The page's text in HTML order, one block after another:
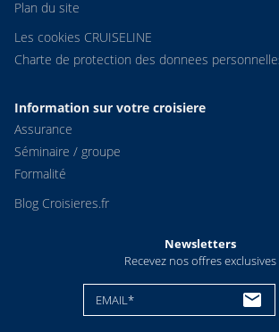
Plan du site
Les cookies CRUISELINE
Charte de protection des donnees
Information sur votre croisiere
Assurance
Séminaire / groupe
Formalité
Blog Croisieres.fr
Newsletters
Recevez nos offres exclusives
EMAIL*